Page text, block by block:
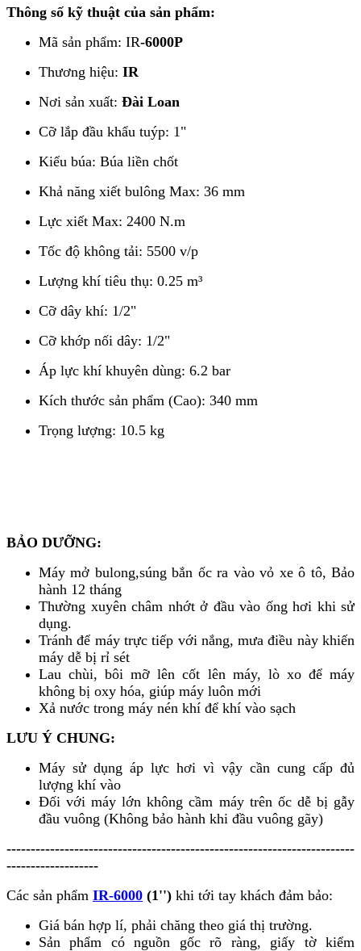
Thông số kỹ thuật của sản phẩm:
Mã sản phẩm: IR-6000P
Thương hiệu: IR
Nơi sản xuất: Đài Loan
Cỡ lắp đầu khẩu tuýp: 1"
Kiểu búa: Búa liền chốt
Khả năng xiết bulông Max: 36 mm
Lực xiết Max: 2400 N.m
Tốc độ không tải: 5500 v/p
Lượng khí tiêu thụ: 0.25 m³
Cỡ dây khí: 1/2"
Cỡ khớp nối dây: 1/2"
Áp lực khí khuyên dùng: 6.2 bar
Kích thước sản phẩm (Cao): 340 mm
Trọng lượng: 10.5 kg
BẢO DƯỠNG:
Máy mở bulong,súng bắn ốc ra vào vỏ xe ô tô, Bảo
hành 12 tháng
Thường xuyên châm nhớt ở đầu vào ống hơi khi sử
dụng.
Tránh để máy trực tiếp với nắng, mưa điều này khiến
máy dễ bị rỉ sét
Lau chùi, bôi mỡ lên cốt lên máy, lò xo để máy
không bị oxy hóa, giúp máy luôn mới
Xả nước trong máy nén khí để khí vào sạch
LƯU Ý CHUNG:
Máy sử dụng áp lực hơi vì vậy cần cung cấp đủ
lượng khí vào
Đối với máy lớn không cầm máy trên ốc dễ bị gẫy
đầu vuông (Không bảo hành khi đầu vuông gãy)
------------------------------------------------------------------------
-------------------
Các sản phẩm IR-6000 (1'') khi tới tay khách đảm bảo:
Giá bán hợp lí, phải chăng theo giá thị trường.
Sản phẩm có nguồn gốc rõ ràng, giấy tờ kiểm